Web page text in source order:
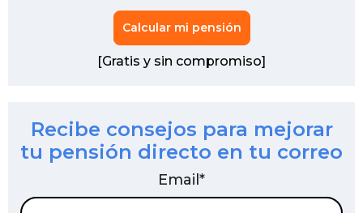
Calcular mi pensión
[Gratis y sin compromiso]
Recibe consejos para mejorar
tu pensión directo en tu correo
Email*